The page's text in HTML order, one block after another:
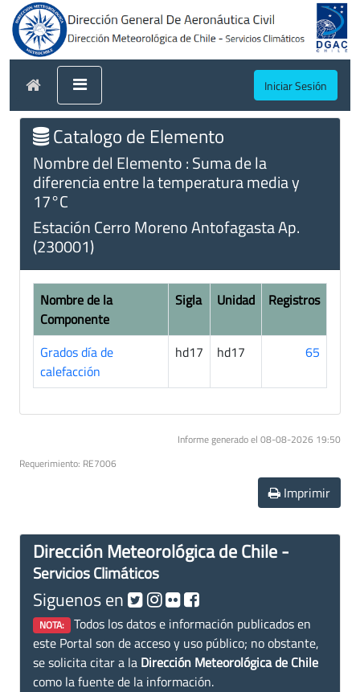
Iniciar Sesión
Catalogo de Elemento
Nombre del Elemento : Suma de la
diferencia entre la temperatura media y
17°C
Estación Cerro Moreno Antofagasta Ap.
(230001)
Nombre de la
Componente
Sigla Unidad Registros
Grados día de
calefacción
hd17 hd17 65
Informe generado el 08-08-2026 19:50
Requerimiento: RE7006
Imprimir
Dirección Meteorológica de Chile -
Servicios Climáticos
Siguenos en
NOTA: Todos los datos e información publicados en
este Portal son de acceso y uso público; no obstante,
se solicita citar a la Dirección Meteorológica de Chile
como la fuente de la información.